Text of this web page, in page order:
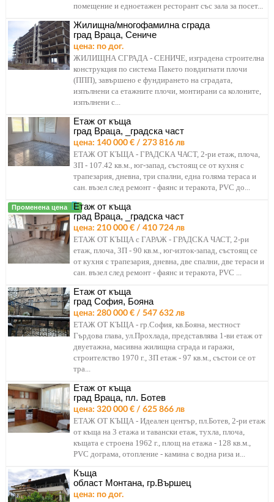
помещение и едноетажен ресторант със зала за посет...
Жилищна/многофамилна сграда
град Враца, Сениче
цена: по дог.
ЖИЛИЩНА СГРАДА - СЕНИЧЕ, изградена строителна
конструкция по система Пакето повдигнати плочи
(ППП), завършено е фундирането на сградата,
изпълнени са етажните плочи, монтирани са колоните,
изпълнени с...
Етаж от къща
град Враца, _градска част
цена: 140 000 € / 273 816 лв
ЕТАЖ ОТ КЪЩА - ГРАДСКА ЧАСТ, 2-ри етаж, плоча,
ЗП - 107.42 кв.м., юг-запад, състоящ се от кухня с
трапезария, дневна, три спални, една голяма тераса и
сан. възел след ремонт - фаянс и теракота, PVC до...
Променена цена
Етаж от къща
град Враца, _градска част
цена: 210 000 € / 410 724 лв
ЕТАЖ ОТ КЪЩА с ГАРАЖ - ГРАДСКА ЧАСТ, 2-ри
етаж, плоча, ЗП - 90 кв.м., юг-изток-запад, състоящ се
от кухня с трапезария, дневна, две спални, две тераси и
сан. възел след ремонт - фаянс и теракота, PVC ...
Етаж от къща
град София, Бояна
цена: 280 000 € / 547 632 лв
ЕТАЖ ОТ КЪЩА - гр.София, кв.Бояна, местност
Гърдова глава, ул.Прохлада, представлява 1-ви етаж от
двуетажна, масивна жилищна сграда и гаражи,
строителство 1970 г., ЗП етаж - 97 кв.м., състои се от
тра...
Етаж от къща
град Враца, пл. Ботев
цена: 320 000 € / 625 866 лв
ЕТАЖ ОТ КЪЩА - Идеален център, пл.Ботев, 2-ри етаж
от къща на 3 етажа и тавански етаж, тухла, плоча,
къщата е строена 1962 г., площ на етажа - 128 кв.м.,
PVC дограма, отопление - камина с водна риза и...
Къща
област Монтана, гр.Вършец
цена: по дог.